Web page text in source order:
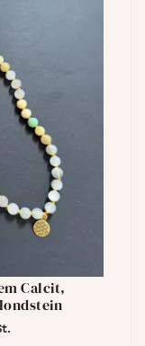
Calcit,